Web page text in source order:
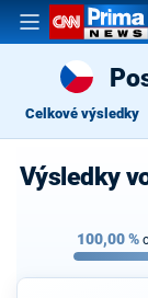
Celkové výsledky
Výsledky
100,00%